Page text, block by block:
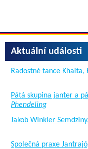
Aktuální události
Radostné tance Khaita,
Pátá skupina janter a
Phendeling
Jakob Winkler
Společná praxe